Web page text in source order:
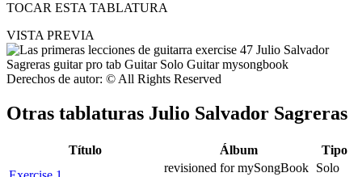
TOCAR ESTA TABLATURA
VISTA PREVIA
Derechos de autor: © All Rights Reserved
Otras tablaturas Julio Salvador Sagreras
Título Álbum
Tipo
revisioned for mySongBook Solo